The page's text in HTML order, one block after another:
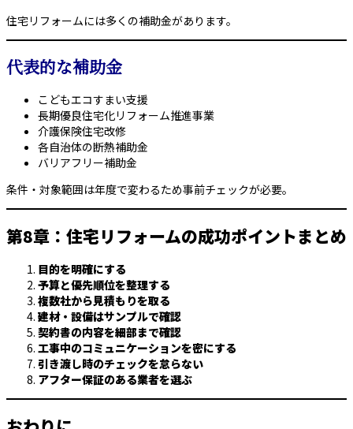
住宅リフォームには多くの補助金があります。
代表的な補助金
こどもエコすまい支援
長期優良住宅化リフォーム推進事業
介護保険住宅改修
各自治体の断熱補助金
バリアフリー補助金
条件・対象範囲は年度で変わるため事前チェックが必要。
第8章：住宅リフォームの成功ポイントまとめ
目的を明確にする
予算と優先順位を整理する
複数社から見積もりを取る
建材・設備はサンプルで確認
契約書の内容を細部まで確認
工事中のコミュニケーションを密にする
引き渡し時のチェックを怠らない
アフター保証のある業者を選ぶ